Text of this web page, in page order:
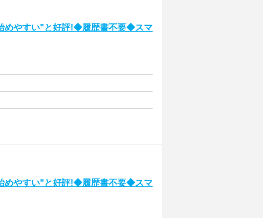
めやすい"と好評!◆履歴書不要◆スマ
めやすい"と好評!◆履歴書不要◆スマ